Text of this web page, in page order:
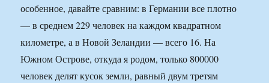
особенное, давайте сравним: в Германии все плотно
— в среднем 229 человек на каждом квадратном
километре, а в Новой Зеландии — всего 16. На
Южном Острове, откуда я родом, только 800000
человек делят кусок земли, равный двум третям